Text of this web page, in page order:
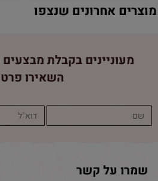
מוצרים אחרונים שנצפו
מעוניינים בקבלת מבצעים
השאירו
שמרו על קשר